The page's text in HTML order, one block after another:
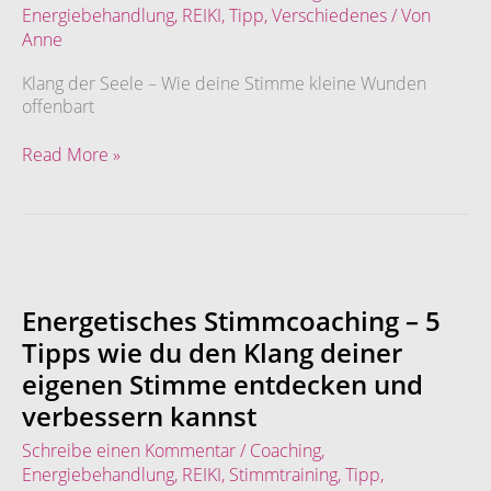
Energiebehandlung, REIKI,Tipp,Verschiedenes/ Von
Anne
Klang der Seele – Wie deine Stimme kleine Wunden
offenbart
Stimme
kleine
offenbart
Read More »
Energetisches Stimmcoaching – 5
Tipps wie du den Klang deiner
eigenen Stimme entdecken und
verbessern kannst
Schreibe einen Kommentar/ Coaching,
Energiebehandlung, REIKI, Stimmtraining,Tipp,
–
5
Tipps
wie
den
Klang
deiner